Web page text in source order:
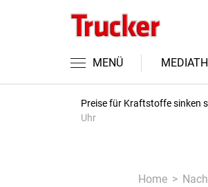
MENÜ
Preise für Kraftstoffe sinken
Uhr
Home